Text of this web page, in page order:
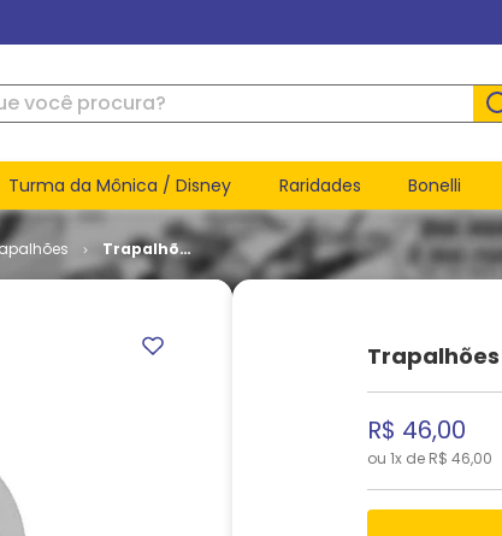
procura?
Turma da Mônica / Disney Raridades Bonelli
Trapalhões
# 12
Trapalhões
R$ 46,00
ou 1x de R$ 46,00